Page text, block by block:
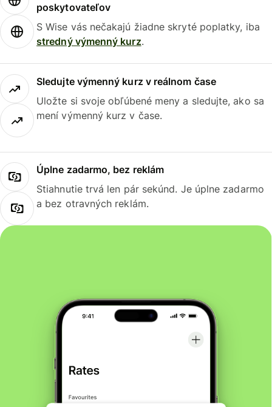
poskytovateľov
S Wise vás nečakajú žiadne skryté poplatky, iba
stredný výmenný kurz.
Sledujte výmenný kurz v reálnom čase
Uložte si svoje obľúbené meny a sledujte, ako sa
mení výmenný kurz v čase.
Úplne zadarmo, bez reklám
Stiahnutie trvá len pár sekúnd. Je úplne zadarmo
a bez otravných reklám.